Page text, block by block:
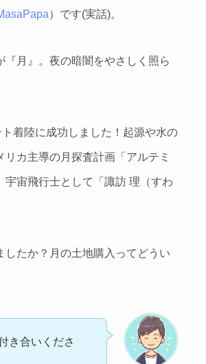
）です(実話)。
月』。夜の暗闇をやさしく照ら
着陸に成功しました！起源や水の
カ主導の月探査計画「アルテミ
宙飛行士として「諏訪 理（すわ
たか？月の土地購入ってどうい
き合いくださ